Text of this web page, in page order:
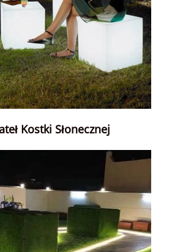
Kostki Słonecznej